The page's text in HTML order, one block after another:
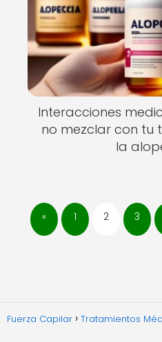
Interacciones
no mezclar con tu
la
« 1 2 3
Fuerza Capilar Tratamientos